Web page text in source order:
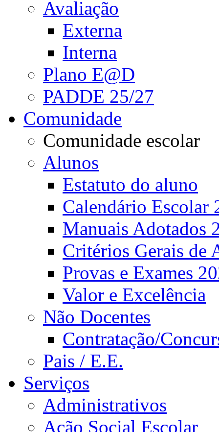
Avaliação
Externa
Interna
Plano E@D
PADDE 25/27
Comunidade
Comunidade escolar
Alunos
Estatuto do aluno
Calendário Escolar
Manuais Adotados
Critérios Gerais de
Provas e Exames
Valor e Excelência
Não Docentes
Contratação/
Pais / E.E.
Serviços
Administrativos
Ação Social Escolar